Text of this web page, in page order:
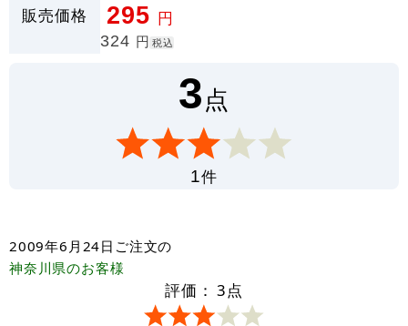
販売価格 295 円
324 円 税込
3点
1件
2009年6月24日 ご注文の
神奈川県のお客様
評価： 3点